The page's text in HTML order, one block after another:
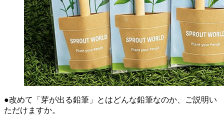
●改めて「芽が出る鉛筆」とはどんな鉛筆なのか、ご説明い
ただけますか。